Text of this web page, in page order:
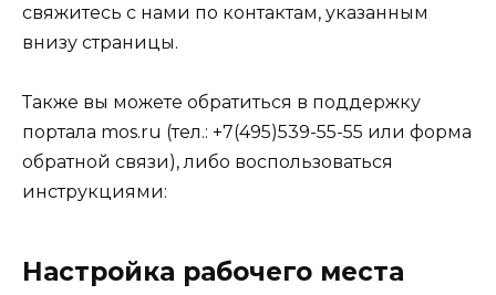
свяжитесь с нами по контактам, указанным
внизу страницы.
Также вы можете обратиться в поддержку
портала mos.ru (тел.: +7(495)539-55-55 или форма
обратной связи), либо воспользоваться
инструкциями:
Настройка рабочего места